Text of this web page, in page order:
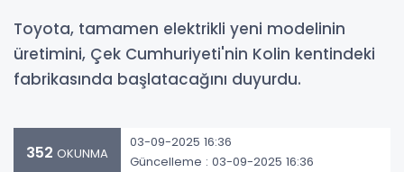
Toyota, tamamen elektrikli yeni modelinin
üretimini, Çek Cumhuriyeti'nin Kolin kentindeki
fabrikasında başlatacağını duyurdu.
352 OKUNMA
03-09-2025 16:36
Güncelleme : 03-09-2025 16:36